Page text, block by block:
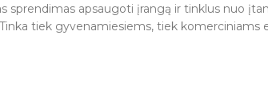
sprendimas apsaugoti įrangą ir tinklus nuo
tiek gyvenamiesiems, tiek komerciniams